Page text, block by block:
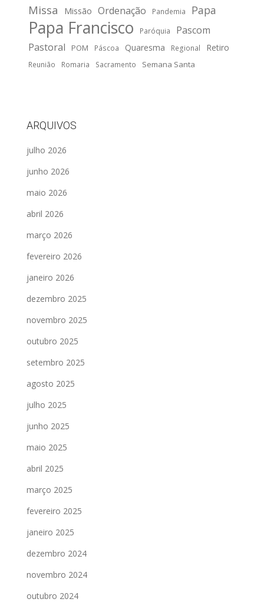
Missa Missão Ordenação Pandemia Papa
Papa Francisco Paróquia
Pascom
Pastoral
POM Páscoa Quaresma Regional Retiro
Reunião Romaria Sacramento Semana Santa
ARQUIVOS
julho 2026
junho 2026
maio 2026
abril 2026
março 2026
fevereiro 2026
janeiro 2026
dezembro 2025
novembro 2025
outubro 2025
setembro 2025
agosto 2025
julho 2025
junho 2025
maio 2025
abril 2025
março 2025
fevereiro 2025
janeiro 2025
dezembro 2024
novembro 2024
outubro 2024